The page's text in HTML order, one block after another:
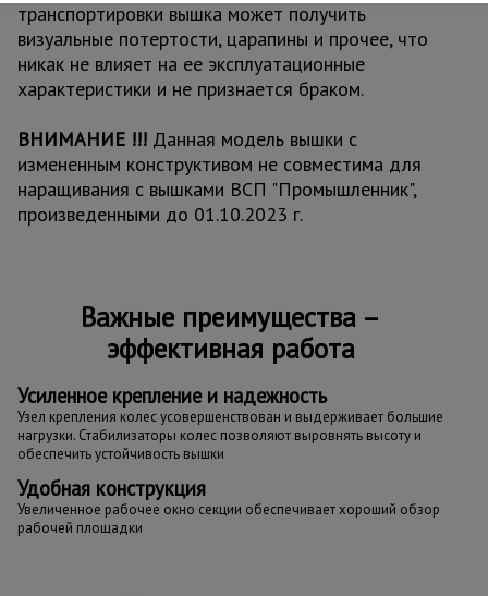
транспортировки вышка может получить
визуальные потертости, царапины и прочее, что
никак не влияет на ее эксплуатационные
характеристики и не признается браком.
ВНИМАНИЕ !!! Данная модель вышки с
измененным конструктивом не совместима для
наращивания с вышками ВСП "Промышленник",
произведенными до 01.10.2023 г.
Важные преимущества –
эффективная работа
Усиленное крепление и надежность
Узел крепления колес усовершенствован и выдерживает большие
нагрузки. Стабилизаторы колес позволяют выровнять высоту и
обеспечить устойчивость вышки
Удобная конструкция
Увеличенное рабочее окно секции обеспечивает хороший обзор
рабочей площадки